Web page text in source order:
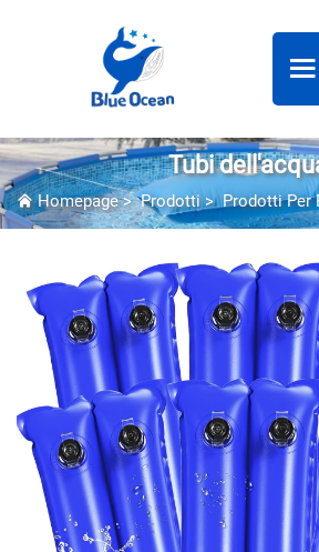
Tubi
Homepage>Prodotti>Prodotti Per